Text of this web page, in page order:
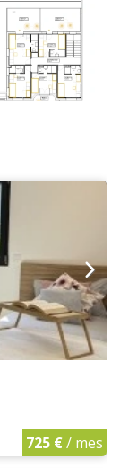
725 €/ mes